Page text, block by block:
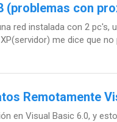
(problemas con
red instalada con 2 pc's,
me dice que no
Remotamente
en Visual Basic 6.0, y